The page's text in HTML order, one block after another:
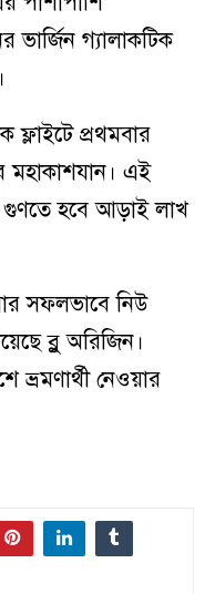
ভার্জিন গ্যালাকটিক
ফ্লাইটে প্রথমবার
মহাকাশযান। এই
গুণতে হবে আড়াই লাখ
সফলভাবে নিউ
ব্লু অরিজিন।
নেওয়ার